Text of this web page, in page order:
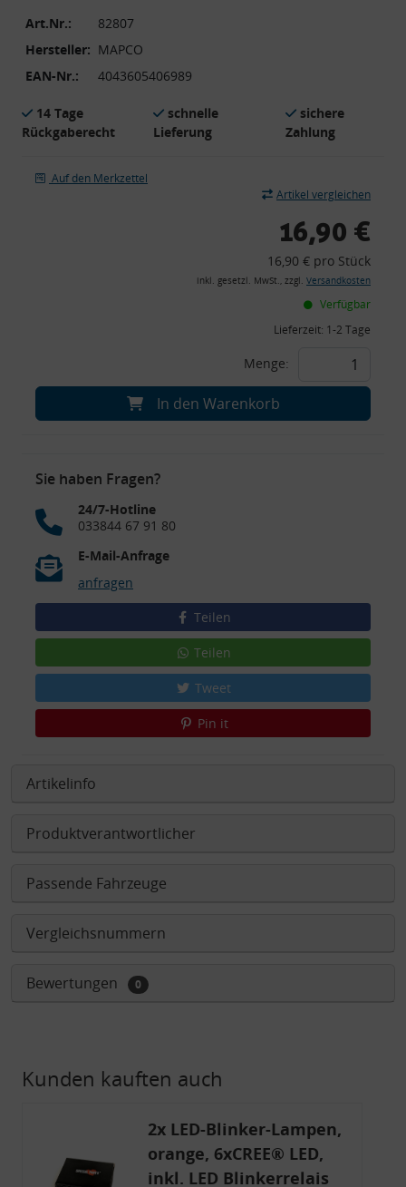
Art.Nr.:
82807
Hersteller: MAPCO
EAN-Nr.:
4043605406989
14 Tage
Rückgaberecht
schnelle
Lieferung
sichere
Zahlung
Auf den Merkzettel
Artikel vergleichen
16,90 €
16,90 € pro Stück
inkl. gesetzl. MwSt., zzgl. Versandkosten
Verfügbar
Lieferzeit: 1-2 Tage
Menge:
In den Warenkorb
Sie haben Fragen?
24/7-Hotline
033844 67 91 80
E-Mail-Anfrage
anfragen
Teilen
Teilen
Tweet
Pin it
Artikelinfo
Produktverantwortlicher
Passende Fahrzeuge
Vergleichsnummern
Bewertungen 0
Kunden kauften auch
2x LED-Blinker-Lampen,
orange, 6xCREE® LED,
inkl. LED Blinkerrelais